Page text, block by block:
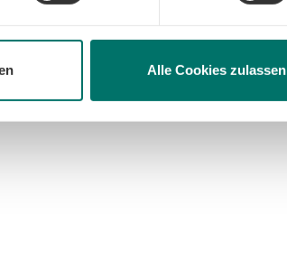
Alle Cookies zulassen